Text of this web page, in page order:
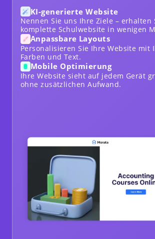
KI-generierte Website
Nennen Sie uns Ihre Ziele – erhalten
komplette Schulwebsite in wenigen
Anpassbare Layouts
Personalisieren Sie Ihre Website mit
Farben und Text.
Mobile Optimierung
Ihre Website sieht auf jedem Gerät
ohne zusätzlichen Aufwand.